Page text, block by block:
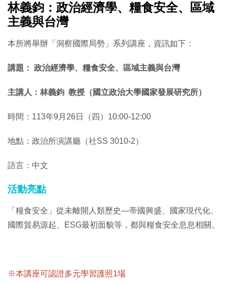
林義鈞：政治經濟學、糧食安全、區域
主義與台灣
本所將舉辦「洞察國際局勢」系列講座，資訊如下：
講題： 政治經濟學、糧食安全、區域主義與台灣
主講人：林義鈞 教授（國立政治大學國家發展研究所）
時間：113年9月26日（四）10:00-12:00
地點：政治所演講廳（社SS 3010-2）
語言：中文
活動亮點
「糧食安全」從未離開人類歷史—帝國興盛、國家現代化、
國際貿易源起、ESG最初面貌等，都與糧食安全息息相關。
※本講座可認證多元學習護照1場